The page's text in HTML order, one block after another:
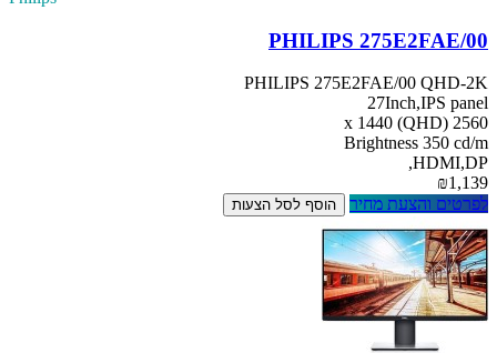
PHILIPS 275E2FAE/00
PHILIPS 275E2FAE/00 QHD-2K
27Inch,IPS panel
2560 x 1440 (QHD)
Brightness 350 cd/m
HDMI,DP,
₪1,139
לפרטים והצעת מחיר
הוסף לסל הצעות